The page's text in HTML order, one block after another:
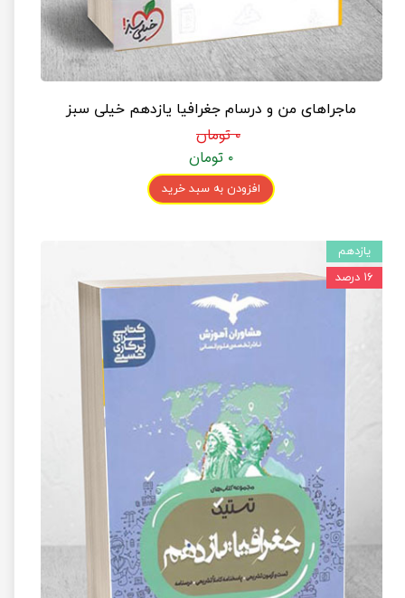
ماجراهای من و درسام جغرافیا یازدهم خیلی سبز
۰ تومان
۰ تومان
افزودن به سبد خرید
یازدهم
۱۶ درصد